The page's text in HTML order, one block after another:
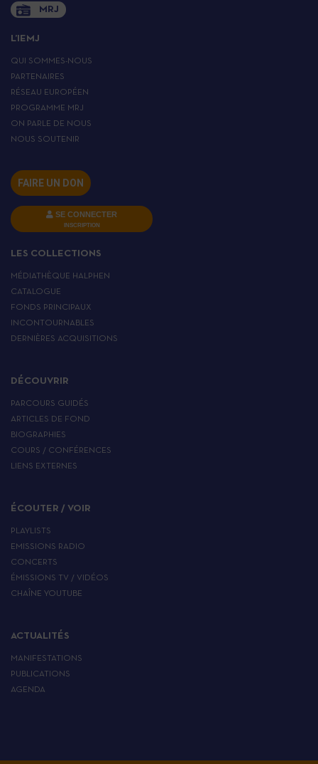
MRJ
L’IEMJ
QUI SOMMES-NOUS
PARTENAIRES
RÉSEAU EUROPÉEN
PROGRAMME MRJ
ON PARLE DE NOUS
NOUS SOUTENIR
FAIRE UN DON
SE CONNECTER
INSCRIPTION
LES COLLECTIONS
MÉDIATHÈQUE HALPHEN
CATALOGUE
FONDS PRINCIPAUX
INCONTOURNABLES
DERNIÈRES ACQUISITIONS
DÉCOUVRIR
PARCOURS GUIDÉS
ARTICLES DE FOND
BIOGRAPHIES
COURS / CONFÉRENCES
LIENS EXTERNES
ÉCOUTER / VOIR
PLAYLISTS
EMISSIONS RADIO
CONCERTS
ÉMISSIONS TV / VIDÉOS
CHAÎNE YOUTUBE
ACTUALITÉS
MANIFESTATIONS
PUBLICATIONS
AGENDA